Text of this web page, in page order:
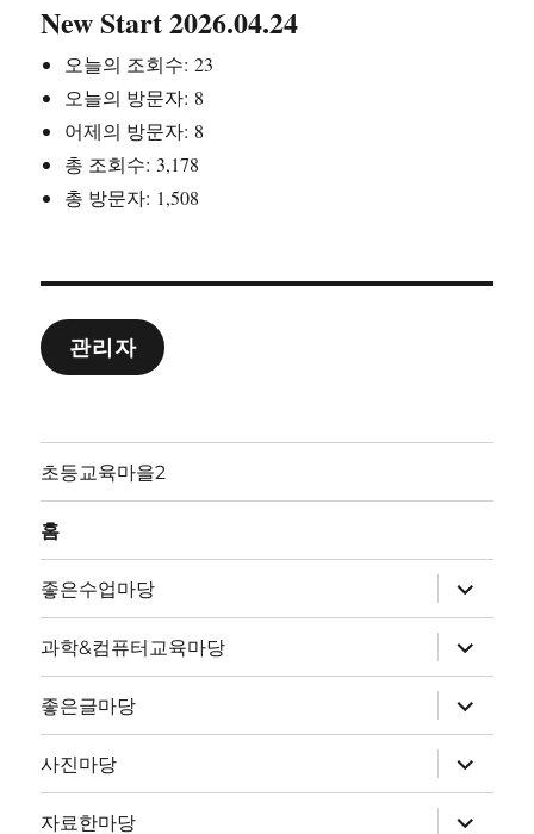
New Start 2026.04.24
오늘의 조회수:23
오늘의 방문자: 8
어제의 방문자: 8
총 조회수: 3,178
총 방문자: 1,508
관리자
초등교육마을2
홈
좋은수업마당
위
메
뉴
확
장
과학&컴퓨터교육마당
위
메
뉴
확
장
좋은글마당
위
메
뉴
확
장
사진마당
위
메
뉴
자료한마당